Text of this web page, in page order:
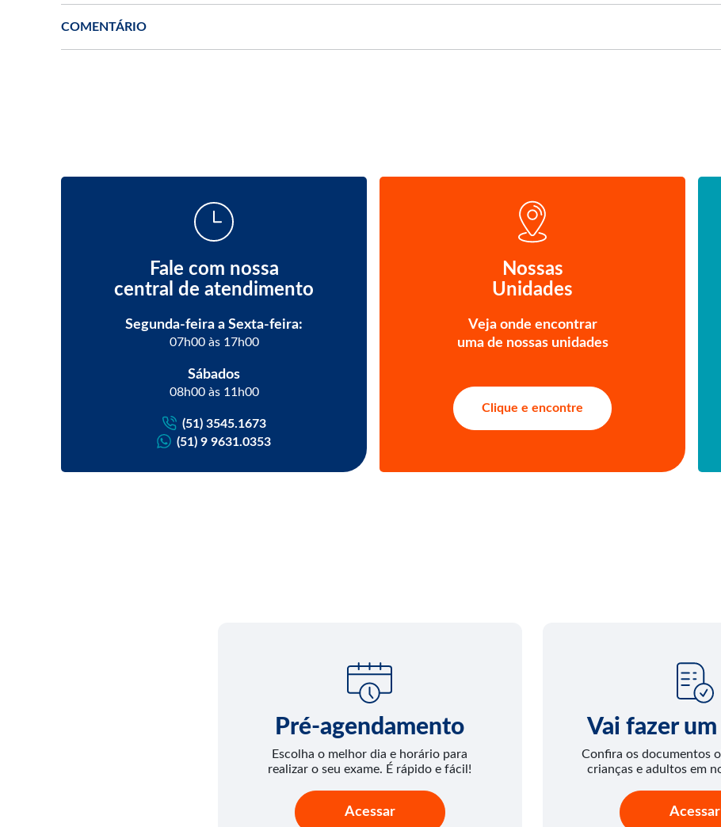
COMENTÁRIO
Fale com nossa
central de atendimento
Segunda-feira a Sexta-feira:
07h00 às 17h00
Sábados
08h00 às 11h00
(51) 3545.1673
(51) 9 9631.0353
Nossas
Unidades
Veja onde encontrar
uma de nossas unidades
Clique e encontre
Pré-agendamento
Escolha o melhor dia e horário para
realizar o seu exame. É rápido e fácil!
Acessar
Vai fazer um
Confira os documentos
crianças e adultos em
Acessar